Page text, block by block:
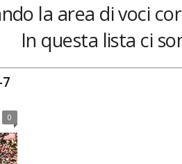
la area di voci
In questa lista ci
0